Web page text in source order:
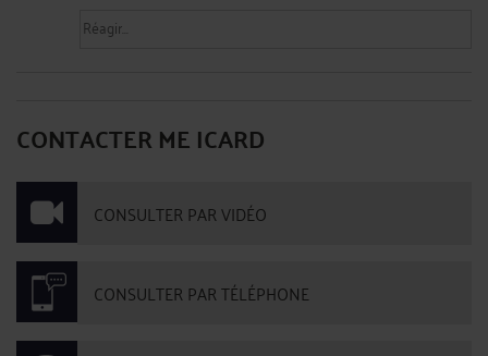
CONTACTER ME ICARD
CONSULTER PAR VIDÉO
CONSULTER PAR TÉLÉPHONE